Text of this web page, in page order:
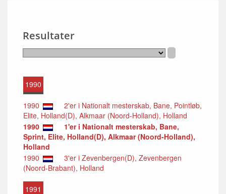
Resultater
1990
1990
2'er i Nationalt mesterskab, Bane, Pointløb,
Elite, Holland(D), Alkmaar (Noord-Holland), Holland
1990
1'er i Nationalt mesterskab, Bane,
Sprint, Elite, Holland(D), Alkmaar (Noord-Holland),
Holland
1990
3'er i Zevenbergen(D), Zevenbergen
(Noord-Brabant), Holland
1991